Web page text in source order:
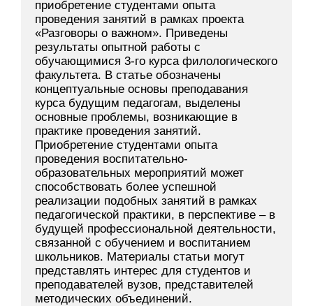
приобретение студентами опыта
проведения занятий в рамках проекта
«Разговоры о важном». Приведены
результаты опытной работы с
обучающимися 3-го курса филологического
факультета. В статье обозначены
концептуальные основы преподавания
курса будущим педагогам, выделены
основные проблемы, возникающие в
практике проведения занятий.
Приобретение студентами опыта
проведения воспитательно-
образовательных мероприятий может
способствовать более успешной
реализации подобных занятий в рамках
педагогической практики, в перспективе – в
будущей профессиональной деятельности,
связанной с обучением и воспитанием
школьников. Материалы статьи могут
представлять интерес для студентов и
преподавателей вузов, представителей
методических объединений.